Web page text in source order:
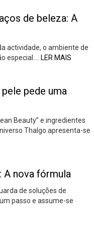
de beleza: A
actividade, o ambiente de
especial….
LER MAIS
pede uma
Beauty” e ingredientes
Thalgo apresenta-se
nova fórmula
de soluções de
passo e assume-se